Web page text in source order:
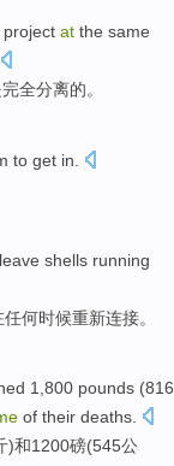
project at the same
完全分离的。
to get in.
leave shells running
任何时候重新连接。
1,800 pounds (816
of their deaths.
)和1200磅(545公